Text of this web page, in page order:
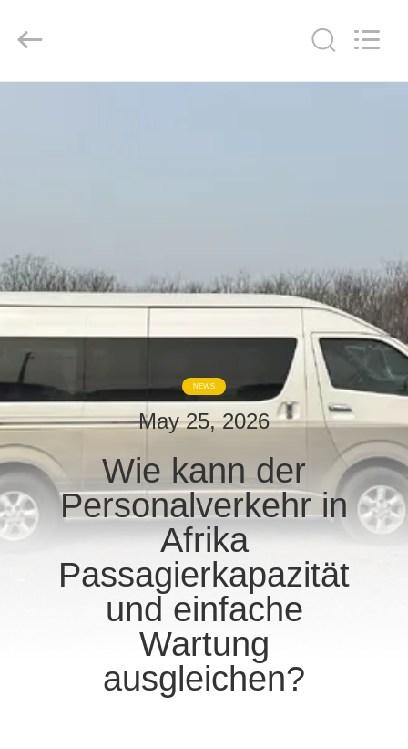
FABRIK-
AUSFLUG
QUALITÄTSKONTROLLE
TRETEN
SIE
MIT
UNS
VERBINDUNG
SIE EIN
LTD..
NEWS
May 25, 2026
Wie kann der
Personalverkehr in
Afrika
Passagierkapazität
und einfache
Wartung
ausgleichen?